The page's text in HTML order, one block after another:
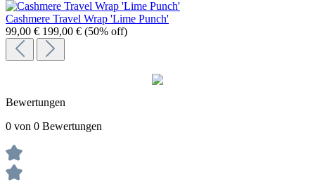
Cashmere Travel Wrap 'Lime Punch'
99,00 € 199,00 € (50% off)
Bewertungen
0 von 0 Bewertungen